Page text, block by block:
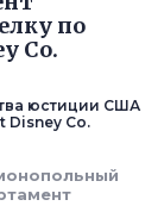
по
Co.
юстиции США
Disney Co.